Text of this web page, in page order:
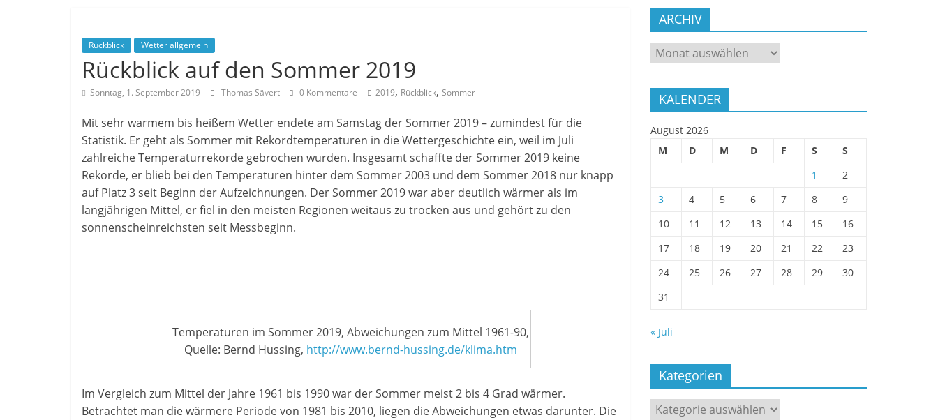
Rückblick Wetter allgemein
Rückblick auf den Sommer 2019
Sonntag, 1. September 2019 Thomas Sävert 0 Kommentare 2019, Rückblick, Sommer
Mit sehr warmem bis heißem Wetter endete am Samstag der Sommer 2019 – zumindest für die
Statistik. Er geht als Sommer mit Rekordtemperaturen in die Wettergeschichte ein, weil im Juli
zahlreiche Temperaturrekorde gebrochen wurden. Insgesamt schaffte der Sommer 2019 keine
Rekorde, er blieb bei den Temperaturen hinter dem Sommer 2003 und dem Sommer 2018 nur knapp
auf Platz 3 seit Beginn der Aufzeichnungen. Der Sommer 2019 war aber deutlich wärmer als im
langjährigen Mittel, er fiel in den meisten Regionen weitaus zu trocken aus und gehört zu den
sonnenscheinreichsten seit Messbeginn.
Temperaturen im Sommer 2019, Abweichungen zum Mittel 1961-90,
Quelle: Bernd Hussing, http://www.bernd-hussing.de/klima.htm
Im Vergleich zum Mittel der Jahre 1961 bis 1990 war der Sommer meist 2 bis 4 Grad wärmer.
Betrachtet man die wärmere Periode von 1981 bis 2010, liegen die Abweichungen etwas darunter. Die
ARCHIV
ARCHIV
KALENDER
August 2026
M
D M D F S
S
1
2
3
4 5 6 7 8
9
10
11 12 13 14 15
16
17
18 19 20 21 22
23
24
25 26 27 28 29
30
31
« Juli
Kategorien
Kategorien